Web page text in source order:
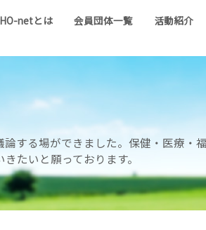
netとは 会員団体一覧 活動紹介
する場ができました。保健・医療・
たいと願っております。